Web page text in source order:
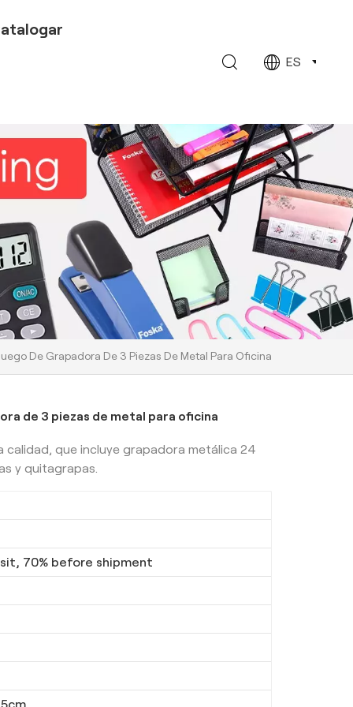
ES
De Grapadora De 3 Piezas De Metal Para Oficina
de 3 piezas de metal para oficina
calidad, que incluye grapadora metálica 24
y quitagrapas.
70% before shipment